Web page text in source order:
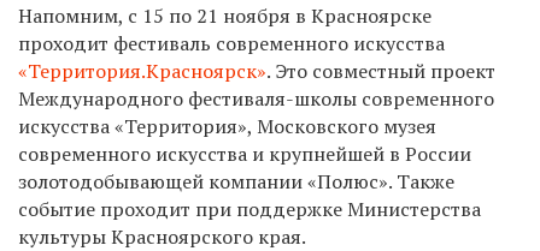
Напомним, с 15 по 21 ноября в Красноярске
проходит фестиваль современного искусства
«Территория.Красноярск». Это совместный проект
Международного фестиваля-школы современного
искусства «Территория», Московского музея
современного искусства и крупнейшей в России
золотодобывающей компании «Полюс». Также
событие проходит при поддержке Министерства
культуры Красноярского края.